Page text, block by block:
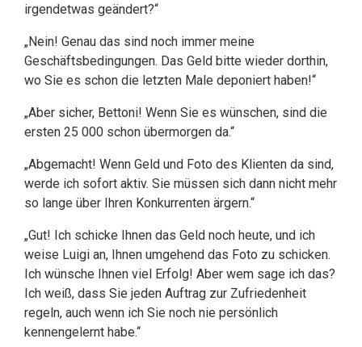
irgendetwas geändert?“
„Nein! Genau das sind noch immer meine
Geschäftsbedingungen. Das Geld bitte wieder dorthin,
wo Sie es schon die letzten Male deponiert haben!“
„Aber sicher, Bettoni! Wenn Sie es wünschen, sind die
ersten 25 000 schon übermorgen da.“
„Abgemacht! Wenn Geld und Foto des Klienten da sind,
werde ich sofort aktiv. Sie müssen sich dann nicht mehr
so lange über Ihren Konkurrenten ärgern.“
„Gut! Ich schicke Ihnen das Geld noch heute, und ich
weise Luigi an, Ihnen umgehend das Foto zu schicken.
Ich wünsche Ihnen viel Erfolg! Aber wem sage ich das?
Ich weiß, dass Sie jeden Auftrag zur Zufriedenheit
regeln, auch wenn ich Sie noch nie persönlich
kennengelernt habe.“